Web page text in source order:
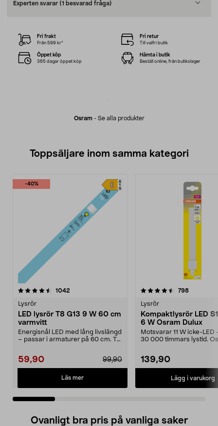
Experten svarar (1 besvarad fråga)
Osram- Se alla produkter
Fri frakt
Från 599 kr*
Fri retur
Till valfri butik
Öppet köp
365 dagar öppet köp
Hämta i butik
Beställ online, från butikslager
Toppsäljare inom samma kategori
-40%
1042
Lysrör
LED lysrör T8 G13 9 W 60 cm
varmvitt
Energisnål LED med lång livslängd
– passar i armaturer på 60 cm. T8
59,90 99,90
Läs mer
4.5 av 5 stjärnor 798
Lysrör
Kompaktlysrör LED
6 W Osram Dulux
Motsvarar 11 W icke-LED
30 000 timmars lystid.
139,90
Lägg i varukorg
4.5 av 5 stjärnor
Ovanligt bra pris på vanliga saker